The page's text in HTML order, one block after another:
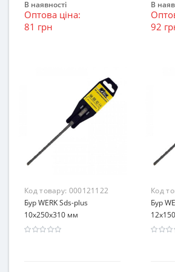
В наявності
Оптова ціна:
81 грн
В
92
Код товару: 000121122
Бур WERK Sds-plus
10х250x310 мм
Код
Бур